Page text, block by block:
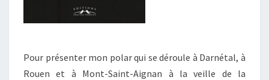
Pour présenter mon polar qui se déroule à Darnétal, à
Rouen et à Mont-Saint-Aignan à la veille de la